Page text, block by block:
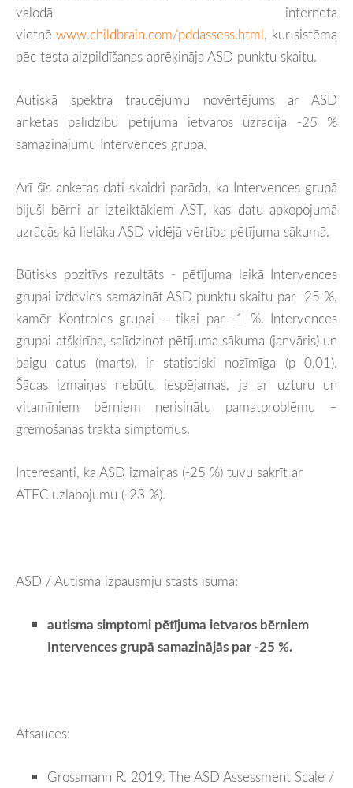
valodā interneta
vietnēwww.childbrain.com/pddassess.html, kur sistēma
pēc testa aizpildīšanas aprēķināja ASD punktu skaitu.
Autiskā spektra traucējumu novērtējums ar ASD
anketas palīdzību pētījuma ietvaros uzrādīja -25 %
samazinājumu Intervences grupā.
Arī šīs anketas dati skaidri parāda, ka Intervences grupā
bijuši bērni ar izteiktākiem AST, kas datu apkopojumā
uzrādās kā lielāka ASD vidējā vērtība pētījuma sākumā.
Būtisks pozitīvs rezultāts - pētījuma laikā Intervences
grupai izdevies samazināt ASD punktu skaitu par -25 %,
kamēr Kontroles grupai – tikai par -1 %. Intervences
grupai atšķirība, salīdzinot pētījuma sākuma (janvāris) un
baigu datus (marts), ir statistiski nozīmīga (p 0,01).
Šādas izmaiņas nebūtu iespējamas, ja ar uzturu un
vitamīniem bērniem nerisinātu pamatproblēmu –
gremošanas trakta simptomus.
Interesanti, ka ASD izmaiņas (-25 %) tuvu sakrīt ar
ATEC uzlabojumu (-23 %).
ASD / Autisma izpausmju stāsts īsumā:
autisma simptomi pētījuma ietvaros bērniem
Intervences grupā samazinājās par -25 %.
Atsauces:
Grossmann R. 2019. The ASD Assessment Scale /